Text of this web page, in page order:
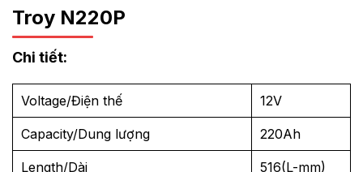
Troy N220P
Chi tiết:
Voltage/Điện thế 12V
Capacity/Dung lượng 220Ah
Length/Dài 516(L-mm)